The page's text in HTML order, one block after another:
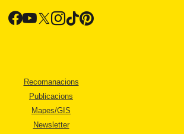
Recomanacions
Publicacions
Mapes/GIS
Newsletter